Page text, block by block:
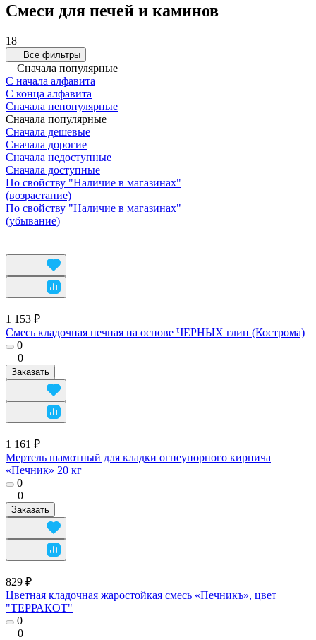
Смеси для печей и каминов
18
Все фильтры
Сначала популярные
С начала алфавита
С конца алфавита
Сначала непопулярные
Сначала популярные
Сначала дешевые
Сначала дорогие
Сначала недоступные
Сначала доступные
По свойству "Наличие в магазинах"
(возрастание)
По свойству "Наличие в магазинах"
(убывание)
1 153 ₽
Смесь кладочная печная на основе ЧЕРНЫХ глин (Кострома)
0
0
Заказать
1 161 ₽
Мертель шамотный для кладки огнеупорного кирпича
«Печник» 20 кг
0
0
Заказать
829 ₽
Цветная кладочная жаростойкая смесь «Печникъ», цвет
"ТЕРРАКОТ"
0
0